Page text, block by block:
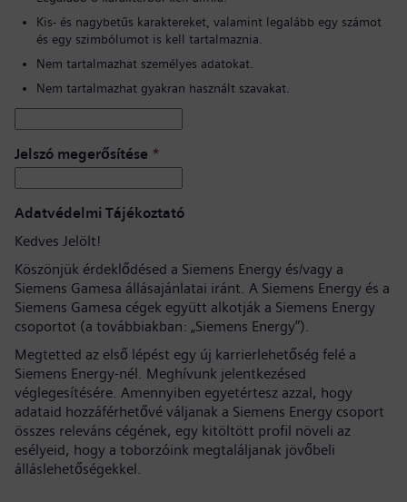
Kis- és nagybetűs karaktereket, valamint legalább egy számot
és egy szimbólumot is kell tartalmaznia.
Nem tartalmazhat személyes adatokat.
Nem tartalmazhat gyakran használt szavakat.
Jelszó megerősítése *
Adatvédelmi Tájékoztató
Kedves Jelölt!
Köszönjük érdeklődésed a Siemens Energy és/vagy a
Siemens Gamesa állásajánlatai iránt. A Siemens Energy és a
Siemens Gamesa cégek együtt alkotják a Siemens Energy
csoportot (a továbbiakban: „Siemens Energy”).
Megtetted az első lépést egy új karrierlehetőség felé a
Siemens Energy-nél. Meghívunk jelentkezésed
véglegesítésére. Amennyiben egyetértesz azzal, hogy
adataid hozzáférhetővé váljanak a Siemens Energy csoport
összes releváns cégének, egy kitöltött profil növeli az
esélyeid, hogy a toborzóink megtaláljanak jövőbeli
álláslehetőségekkel.